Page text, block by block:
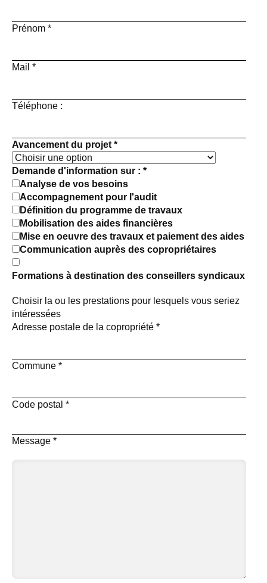
Prénom *
Mail *
Téléphone :
Avancement du projet *
Demande d'information sur : *
Analyse de vos besoins
Accompagnement pour l'audit
Définition du programme de travaux
Mobilisation des aides financières
Mise en oeuvre des travaux et paiement des aides
Communication auprès des copropriétaires
Formations à destination des conseillers syndicaux
Choisir la ou les prestations pour lesquels vous seriez
intéressées
Adresse postale de la copropriété *
Commune *
Code postal *
Message *